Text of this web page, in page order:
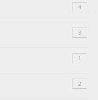
4
3
1
2